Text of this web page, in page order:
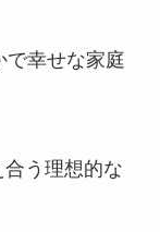
で幸せな家庭
う理想的な